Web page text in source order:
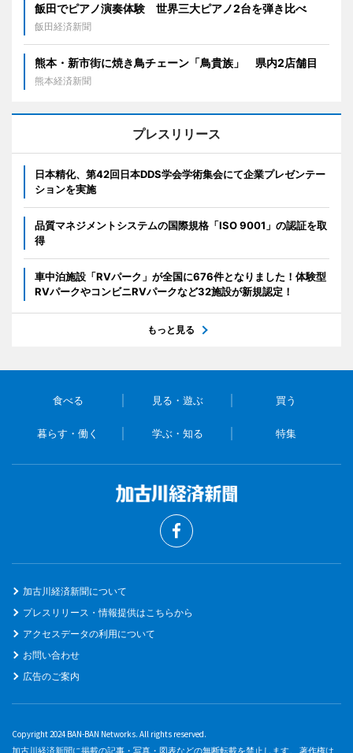
飯田でピアノ演奏体験 世界三大ピアノ2台を弾き比べ
飯田経済新聞
熊本・新市街に焼き鳥チェーン「鳥貴族」 県内2店舗目
熊本経済新聞
プレスリリース
日本精化、第42回日本DDS学会学術集会にて企業プレゼンテー
ションを実施
品質マネジメントシステムの国際規格「ISO 9001」の認証を取
得
車中泊施設「RVパーク」が全国に676件となりました！体験型
RVパークやコンビニRVパークなど32施設が新規認定！
もっと見る
食べる 見る・遊ぶ 買う
暮らす・働く 学ぶ・知る 特集
加古川経済新聞について
プレスリリース・情報提供はこちらから
アクセスデータの利用について
お問い合わせ
広告のご案内
Copyright 2024 BAN-BAN Networks. All rights reserved.
加古川経済新聞に掲載の記事・写真・図表などの無断転載を禁止します。 著作権は